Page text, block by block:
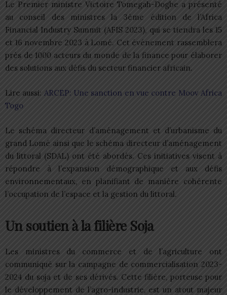
Le Premier ministre Victoire Tomegah-Dogbe a présenté
au conseil des ministres la 3ème édition de l’Africa
Financial Industry Summit (AFIS 2023), qui se tiendra les 15
et 16 novembre 2023 à Lomé. Cet événement rassemblera
près de 1000 acteurs du monde de la finance pour élaborer
des solutions aux défis du secteur financier africain.
Lire aussi: ARCEP: Une sanction en vue contre Moov Africa
Togo
Le schéma directeur d’aménagement et d’urbanisme du
grand Lomé ainsi que le schéma directeur d’aménagement
du littoral (SDAL) ont été abordés. Ces initiatives visent à
répondre à l’expansion démographique et aux défis
environnementaux, en planifiant de manière cohérente
l’occupation de l’espace et la gestion du littoral.
Un soutien à la filière Soja
Les ministres du commerce et de l’agriculture ont
communiqué sur la campagne de commercialisation 2023-
2024 du soja et de ses dérivés. Cette filière, porteuse pour
le développement de l’agro-industrie, est un atout majeur